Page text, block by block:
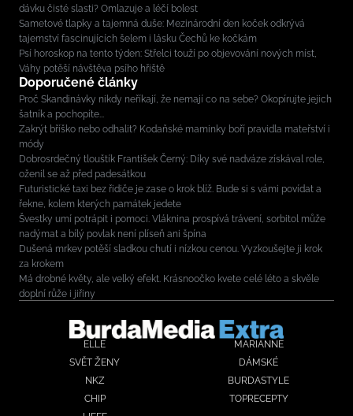
dávku čisté slasti? Omlazuje a léčí bolest
Sametové tlapky a tajemná duše: Mezinárodní den koček odkrývá
tajemství fascinujících šelem i lásku Čechů ke kočkám
Psí horoskop na tento týden: Střelci touží po objevování nových míst,
Váhy potěší návštěva psího hřiště
Doporučené články
Proč Skandinávky nikdy neříkají, že nemají co na sebe? Okopírujte jejich
šatník a pochopíte...
Zakrýt bříško nebo odhalit? Kodaňské maminky boří pravidla mateřství i
módy
Dobrosrdečný tlouštík František Černý: Díky své nadváze získával role,
oženil se až před padesátkou
Futuristické taxi bez řidiče je zase o krok blíž. Bude si s vámi povídat a
řekne, kolem kterých památek jedete
Švestky umí potrápit i pomoci. Vláknina prospívá trávení, sorbitol může
nadýmat a bílý povlak není plíseň ani špína
Dušená mrkev potěší sladkou chutí i nízkou cenou. Vyzkoušejte ji krok
za krokem
Má drobné květy, ale velký efekt. Krásnoočko kvete celé léto a skvěle
doplní růže i jiřiny
ELLE
MARIANNE
SVĚT ŽENY
DÁMSKÉ
NKZ
BURDASTYLE
CHIP
TOPRECEPTY